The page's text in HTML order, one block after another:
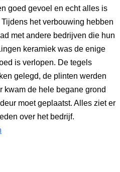
goed gevoel en echt alles is
het verbouwing hebben
met andere bedrijven die hun
keramiek was de enige
is verlopen. De tegels
gelegd, de plinten werden
kwam de hele begane grond
moet geplaatst. Alles ziet er
over het bedrijf.